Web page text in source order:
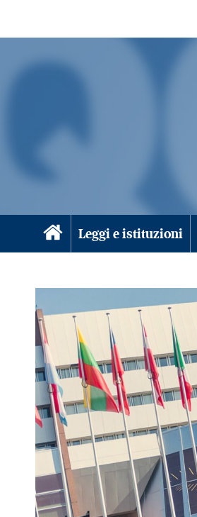
Leggi e istituzioni